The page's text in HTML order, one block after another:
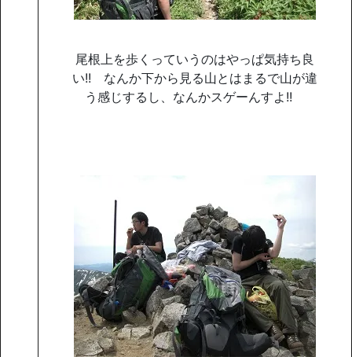
尾根上を歩くっていうのはやっぱ気持ち良
い!! なんか下から見る山とはまるで山が違
う感じするし、なんかスゲーんすよ!!